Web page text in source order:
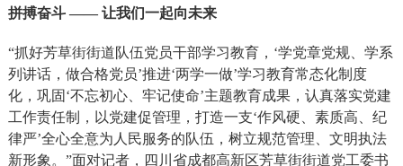
拼搏奋斗 —— 让我们一起向未来
“抓好芳草街街道队伍党员干部学习教育，‘学党章党规、学系
列讲话，做合格党员’推进‘两学一做’学习教育常态化制度
化，巩固‘不忘初心、牢记使命’主题教育成果，认真落实党建
工作责任制，以党建促管理，打造一支‘作风硬、素质高、纪
律严’全心全意为人民服务的队伍，树立规范管理、文明执法
新形象。”面对记者，四川省成都高新区芳草街街道党工委书